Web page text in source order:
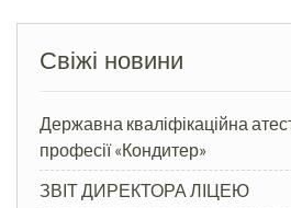
Свіжі новини
Державна кваліфікаційна
професії «Кондитер»
ЗВІТ ДИРЕКТОРА ЛІЦЕЮ